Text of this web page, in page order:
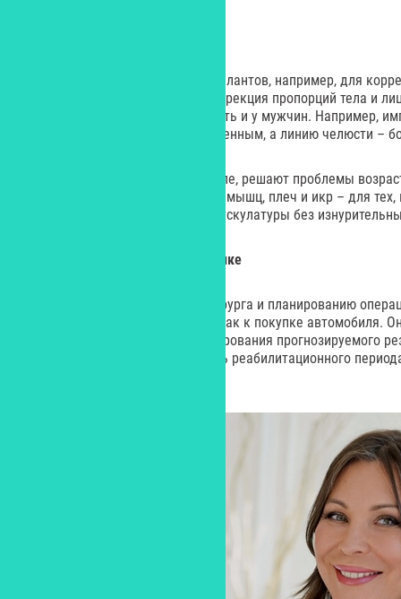
Операции с использованием имплантов, например, для
у женщин давно популярны. Коррекция пропорций тела и
понемногу набирает популярность и у мужчин. Например,
делают профиль более мужественным, а линию челюсти –
Некоторые хирурги, и я в их числе, решают проблемы
имплантации в области грудных мышц, плеч и икр – для тех,
визуальный эффект развитой мускулатуры без
Как мужчина готовится к пластике
Мужчины подходят к выбору хирурга и планированию
женщины, – буквально так же, как к покупке автомобиля.
требуют компьютерного моделирования прогнозируемого
внимания на продолжительность реабилитационного